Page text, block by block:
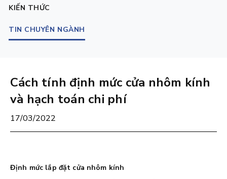
KIẾN THỨC
TIN CHUYÊN NGÀNH
Cách tính định mức cửa nhôm kính
và hạch toán chi phí
17/03/2022
Định mức lắp đặt cửa nhôm kính